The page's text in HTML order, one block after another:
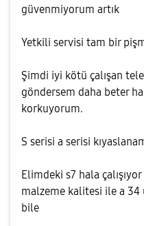
güvenmiyorum artık
Yetkili servisi tam bir
Şimdi iyi kötü çalışan
göndersem daha beter
korkuyorum.
S serisi a serisi
Elimdeki s7 hala
malzeme kalitesi ile a 34
bile